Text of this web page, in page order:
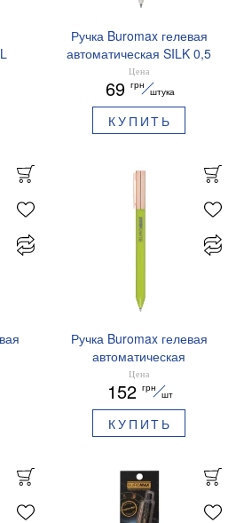
г/
Ручка Buromax гелевая
автоматическая SILK 0,5
мм синие чернила
BM.83100
Цена
69 грн
штука
КУПИТЬ
мм
Ручка Buromax гелевая
автоматическая
PRESTIGE GOLD 0,5 мм
синие чернила BM.83101
Цена
152 грн
шт
КУПИТЬ